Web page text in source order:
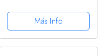
PopSockets PopGrip
Intercambiable
Más Info